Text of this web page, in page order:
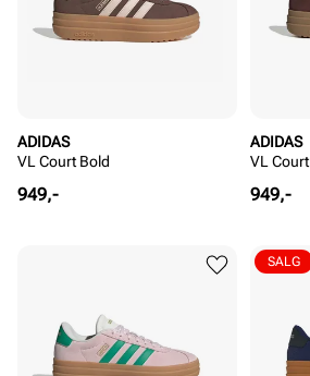
ADIDAS
VL Court Bold
Pris
949,-
ADIDAS
VL
Pris
949,-
SALG